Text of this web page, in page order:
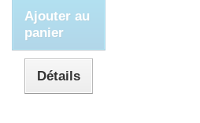
Ajouter au
panier
Détails